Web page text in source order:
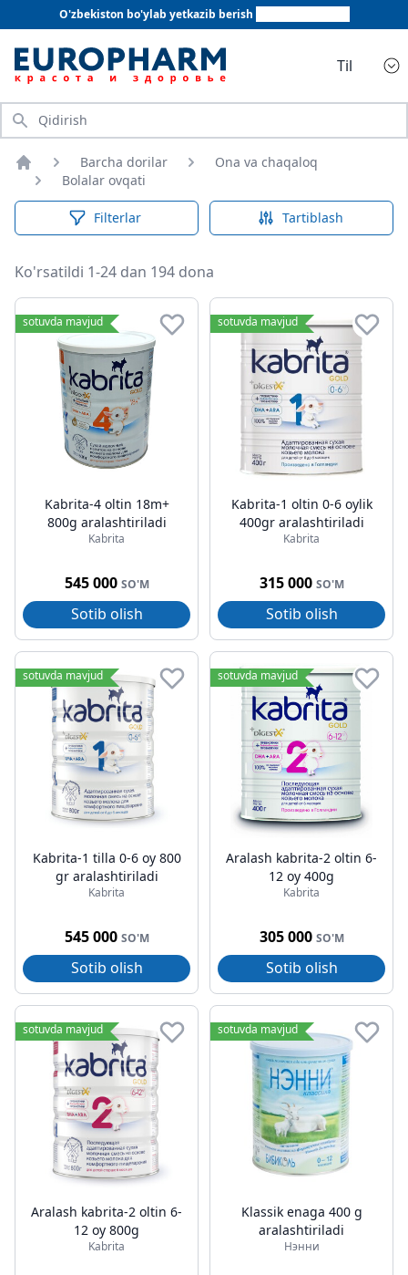
O'zbekiston bo'ylab yetkazib berish
Til
Qidirish
Bosh sahifa
Barcha dorilar
Ona va chaqaloq
Bolalar ovqati
Filterlar Tartiblash
Ko'rsatildi 1-24 dan 194 dona
Bolalar ovqati
sotuvda mavjud
Kabrita-4 oltin 18m+
800g aralashtiriladi
Kabrita
545 000 SO'M
Sotib olish
sotuvda mavjud
Kabrita-1 oltin 0-6 oylik
400gr aralashtiriladi
Kabrita
315 000 SO'M
Sotib olish
sotuvda mavjud
Kabrita-1 tilla 0-6 oy 800
gr aralashtiriladi
Kabrita
545 000 SO'M
Sotib olish
sotuvda mavjud
Aralash kabrita-2 oltin 6-
12 oy 400g
Kabrita
305 000 SO'M
Sotib olish
sotuvda mavjud
Aralash kabrita-2 oltin 6-
12 oy 800g
Kabrita
sotuvda mavjud
Klassik enaga 400 g
aralashtiriladi
Нэнни